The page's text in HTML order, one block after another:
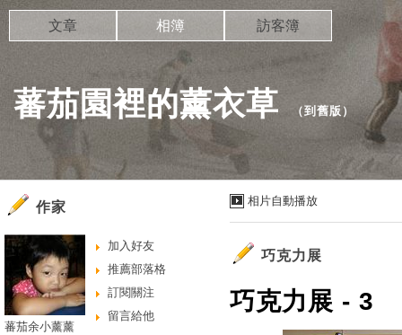
蕃茄園裡的薰衣草 （到舊版 ）
文章 相簿 訪客簿
相片自動播放
巧克力展
巧克力展 - 3
作家
加入好友
推薦部落格
訂閱關注
留言給他
蕃茄余小薰薰